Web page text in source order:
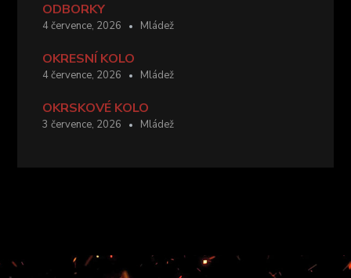
ODBORKY
4 července, 2026 Mládež
OKRESNÍ KOLO
4 července, 2026 Mládež
OKRSKOVÉ KOLO
3 července, 2026 Mládež